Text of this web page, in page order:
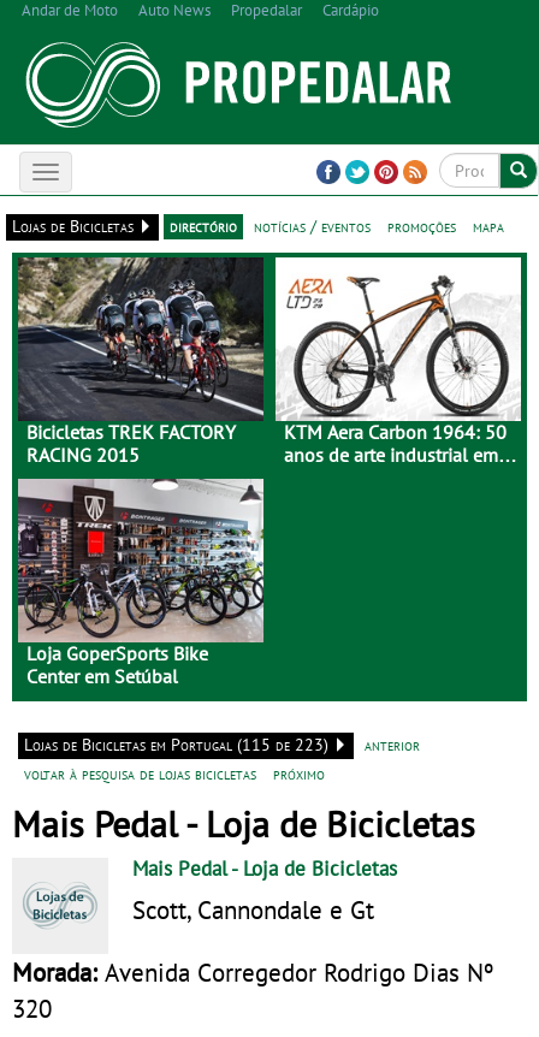
Andar de Moto Auto News Propedalar Cardápio
Toggle
navigation
Lojas de Bicicletas
directório notícias / eventos promoções mapa
Bicicletas TREK FACTORY
RACING 2015
KTM Aera Carbon 1964: 50
anos de arte industrial em
Loja GoperSports Bike
Center em Setúbal
Lojas de Bicicletas em Portugal (115 de 223)
anterior
voltar à pesquisa de lojas bicicletas
próximo
Mais Pedal - Loja de Bicicletas
Mais Pedal- Loja de Bicicletas
Scott, Cannondale e Gt
Morada: Avenida Corregedor Rodrigo Dias Nº
320